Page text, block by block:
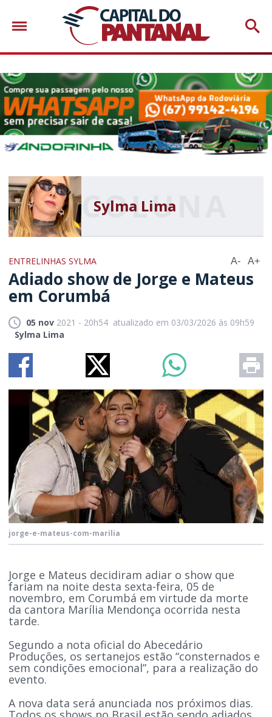
Sylma Lima
ENTRELINHAS SYLMA A- A+
Adiado show de Jorge e Mateus
em Corumbá
05 nov 2021 - 20h54 atualizado em 03/03/2026 às 09h59
Sylma Lima
jorge-e-mateus-com-marilia
Jorge e Mateus decidiram adiar o show que
fariam na noite desta sexta-feira, 05 de
novembro, em Corumbá em virtude da morte
da cantora Marília Mendonça ocorrida nesta
tarde.
Segundo a nota oficial do Abecedário
Produções, os sertanejos estão “consternados e
sem condições emocional”, para a realização do
evento.
A nova data será anunciada nos próximos dias.